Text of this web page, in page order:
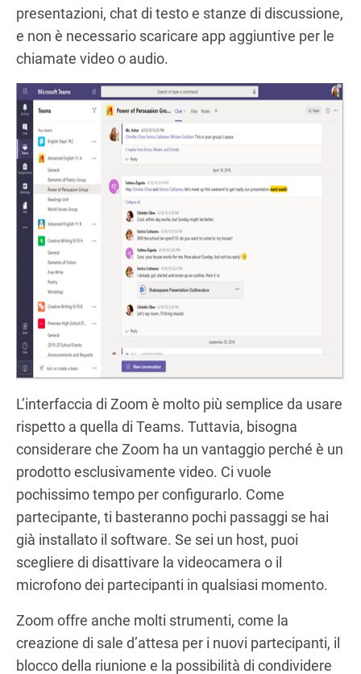
presentazioni, chat di testo e stanze di discussione,
e non è necessario scaricare app aggiuntive per le
chiamate video o audio.
L’interfaccia di Zoom è molto più semplice da usare
rispetto a quella di Teams. Tuttavia, bisogna
considerare che Zoom ha un vantaggio perché è un
prodotto esclusivamente video. Ci vuole
pochissimo tempo per configurarlo. Come
partecipante, ti basteranno pochi passaggi se hai
già installato il software. Se sei un host, puoi
scegliere di disattivare la videocamera o il
microfono dei partecipanti in qualsiasi momento.
Zoom offre anche molti strumenti, come la
creazione di sale d’attesa per i nuovi partecipanti, il
blocco della riunione e la possibilità di condividere